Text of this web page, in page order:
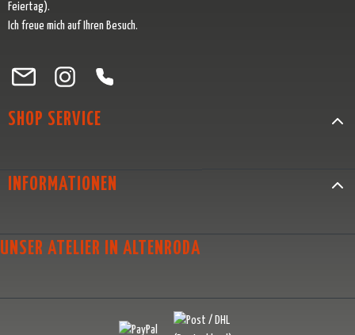
Feiertag).
Ich freue mich auf Ihren Besuch.
Besuche uns auf Facebook – öffnet in neuem Tab (externer Link)
Schau auf Instagram vorbei – öffnet in neuem Tab (externer Link)
Lass dich auf Pinterest inspirieren – öffnet in neuem Tab
Folge uns auf X – öffnet in neuem Tab (externer Link)
SHOP SERVICE
INFORMATIONEN
UNSER ATELIER IN ALTENRODA